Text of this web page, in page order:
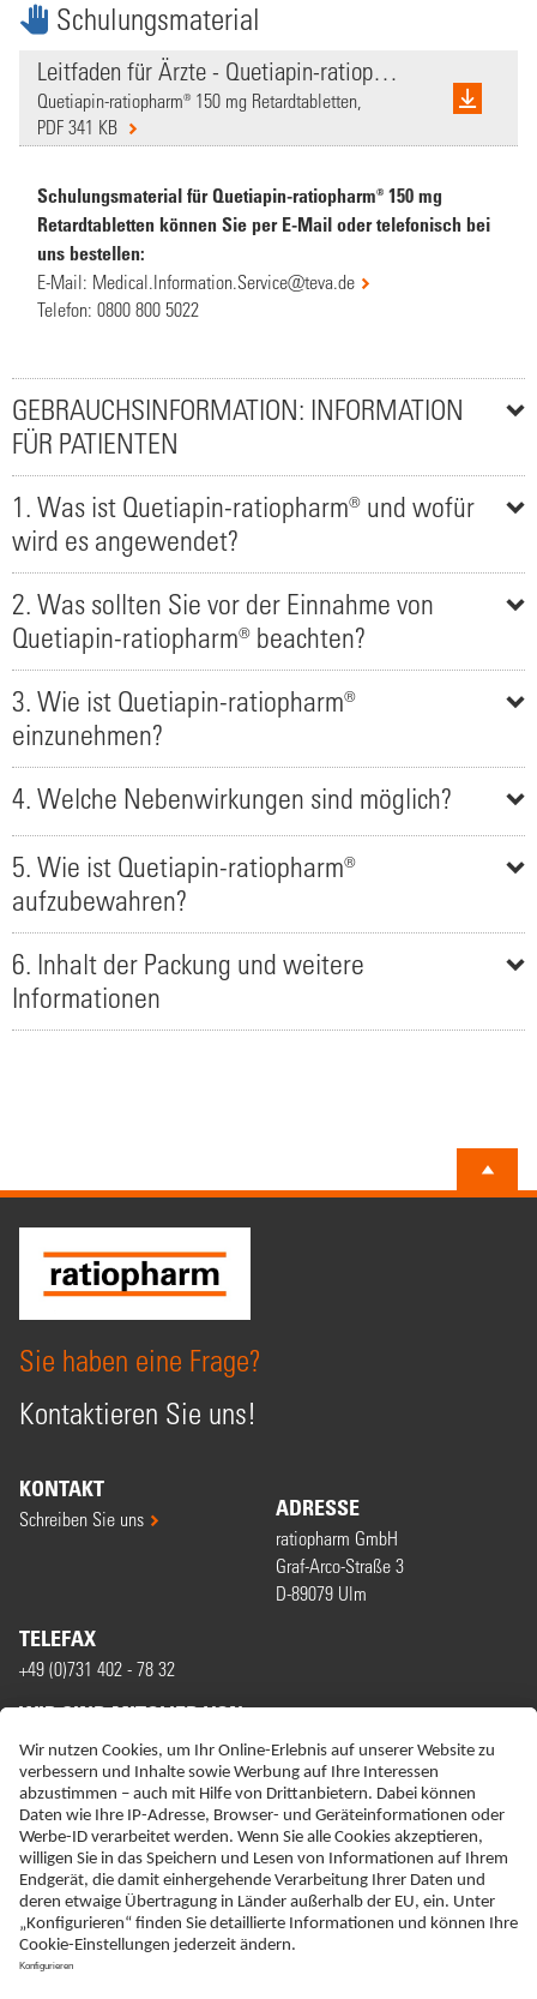
Schulungsmaterial
Leitfaden für Ärzte - Quetiapin-ratiopharm
Quetiapin-ratiopharm® 150 mg Retardtabletten,
PDF 341 KB
Schulungsmaterial für Quetiapin-ratiopharm® 150 mg
Retardtabletten können Sie per E-Mail oder telefonisch bei
uns bestellen:
E-Mail: Medical.Information.Service@teva.de
Telefon: 0800 800 5022
GEBRAUCHSINFORMATION: INFORMATION
FÜR PATIENTEN
1. Was ist Quetiapin-ratiopharm® und wofür
wird es angewendet?
2. Was sollten Sie vor der Einnahme von
Quetiapin-ratiopharm® beachten?
3. Wie ist Quetiapin-ratiopharm®
einzunehmen?
4. Welche Nebenwirkungen sind möglich?
5. Wie ist Quetiapin-ratiopharm®
aufzubewahren?
6. Inhalt der Packung und weitere
Informationen
Sie haben eine Frage?
Kontaktieren Sie uns!
KONTAKT
Schreiben Sie uns ADRESSE
ratiopharm GmbH
Graf-Arco-Straße 3
D-89079 Ulm
TELEFAX
+49 (0)731 402 - 78 32
WIR SIND MITGLIED VON
ERKLÄRUNG ZUR BARRIEREFREIHEIT
IMPRESSUM
NEBENWIRKUNGSANZEIGEN